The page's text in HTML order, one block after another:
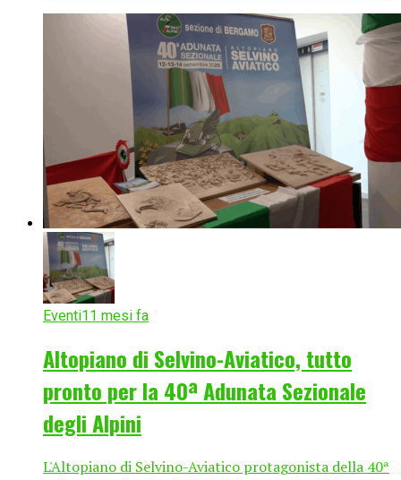
Eventi11 mesi fa
Altopiano di Selvino-Aviatico, tutto
pronto per la 40ª Adunata Sezionale
degli Alpini
L'Altopiano di Selvino-Aviatico protagonista della 40ª